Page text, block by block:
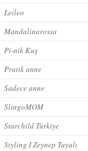
Leileo
Mandalinarossa
Pi-nik Kuş
Pratik anne
Sadece anne
SlingoMOM
Starchild Türkiye
Styling I Zeynep Tayalı